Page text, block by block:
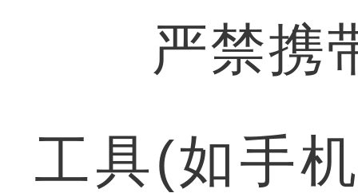
严禁携带
工具(如手